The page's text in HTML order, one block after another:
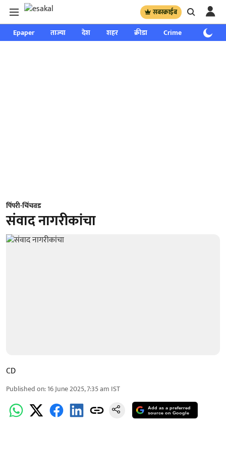
सबस्क्राईब
Epaper ताज्या देश शहर क्रीडा Crime साप्ताहिक
पिंपरी-चिंचवड
संवाद नागरीकांचा
CD
Published on:16 June 2025, 7:35 am IST
Add as a preferred
source on Google